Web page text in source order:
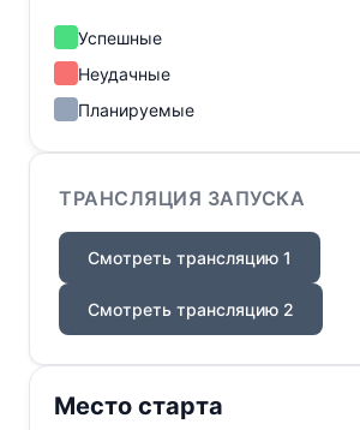
Успешные
Неудачные
Планируемые
ТРАНСЛЯЦИЯ ЗАПУСКА
Смотреть трансляцию 1
Смотреть трансляцию 2
Место старта